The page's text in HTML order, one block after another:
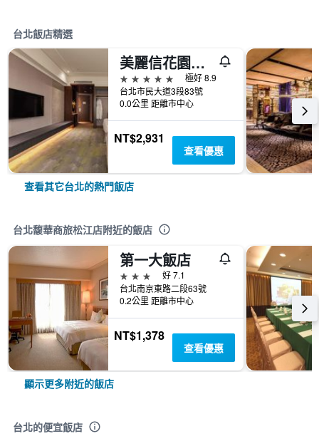
台北飯店精選
美麗信花園酒店
5星級
極好 8.9
台北市民大道3段83號
0.0公里 距離市中心
NT$2,931
查看優惠
查看其它台北的熱門飯店
台北馥華商旅松江店附近的飯店
第一大飯店
3星級
好 7.1
台北南京東路二段63號
0.2公里 距離市中心
NT$1,378
查看優惠
顯示更多附近的飯店
台北的便宜飯店